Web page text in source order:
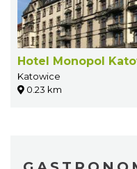
Hotel Monopol
Katowice
0.23 km